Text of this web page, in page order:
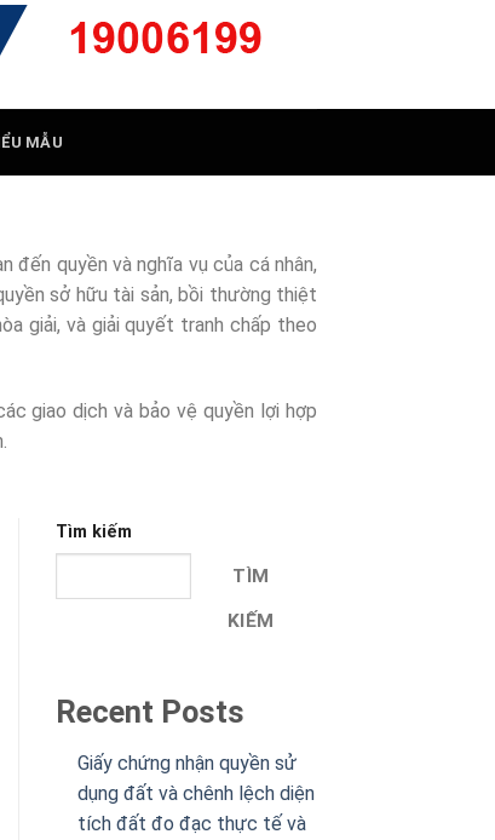
MẪU
quyền và nghĩa vụ của cá nhân,
sở hữu tài sản, bồi thường thiệt
giải, và giải quyết tranh chấp theo
giao dịch và bảo vệ quyền lợi hợp
Tìm kiếm
TÌM
KIẾM
Recent Posts
Giấy chứng nhận quyền sử
dụng đất và chênh lệch diện
tích đất đo đạc thực tế và